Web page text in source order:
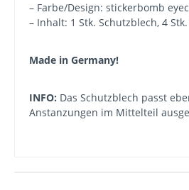
– Farbe/Design: stickerbomb
– Inhalt: 1 Stk. Schutzblech, 4
Made in Germany!
INFO: Das Schutzblech passt
Anstanzungen im Mittelteil